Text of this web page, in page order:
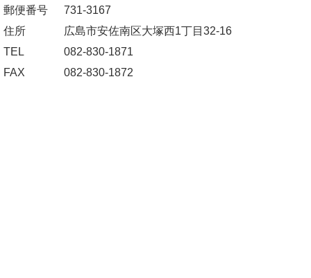
郵便番号
731-3167
住所
広島市安佐南区大塚西1丁目32-16
TEL
082-830-1871
FAX
082-830-1872